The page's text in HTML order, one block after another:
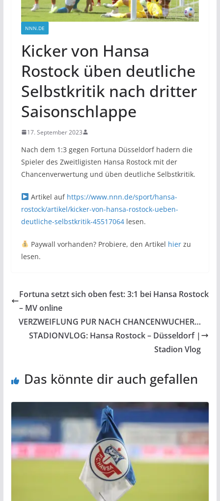
NNN.DE
Kicker von Hansa
Rostock üben deutliche
Selbstkritik nach dritter
Saisonschlappe
17. September 2023
Nach dem 1:3 gegen Fortuna Düsseldorf hadern die
Spieler des Zweitligisten Hansa Rostock mit der
Chancenverwertung und üben deutliche Selbstkritik.
Artikel auf https://www.nnn.de/sport/hansa-
rostock/artikel/kicker-von-hansa-rostock-ueben-
deutliche-selbstkritik-45517064lesen.
Paywall vorhanden? Probiere, den Artikel hierzu
lesen.
Fortuna setzt sich oben fest: 3:1 bei Hansa Rostock
– MV online
VERZWEIFLUNG PUR NACH CHANCENWUCHER…
STADIONVLOG: Hansa Rostock – Düsseldorf |
Stadion Vlog
Das könnte dir auch gefallen